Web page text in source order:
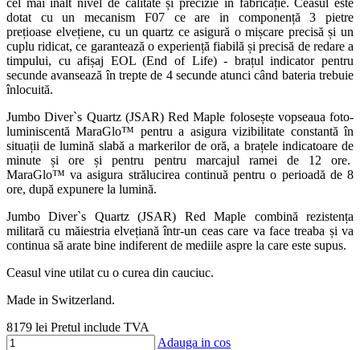
dotat cu un mecanism F07 ce are in componență 3 pietre
prețioase elvețiene, cu un quartz ce asigură o mișcare precisăși un
cuplu ridicat, ce garantează o experiență fiabilă și precisă de redare a
timpului, cu afișaj EOL (End of Life) - brațul indicator pentru
secunde avansează în trepte de 4 secunde atunci când bateria trebuie
înlocuită.
Jumbo Diver`s Quartz (JSAR) Red Maple folosește vopseaua foto-
luminiscentă MaraGlo™ pentru a asigura vizibilitate constantă în
situații de lumină slabă a markerilor de oră, a brațele indicatoare de
minute și ore și pentru pentru marcajul ramei de 12 ore.
MaraGlo™va asigura strălucirea continuă pentru o perioadă de 8
ore, după expunere la lumină.
Jumbo Diver`s Quartz (JSAR) Red Maple combină rezistența
militară cu măiestria elvețiană într-un ceas care va face treaba și va
continua să arate bine indiferent de mediile aspre la care este supus.
Ceasul vine utilat cu o curea din cauciuc.
Made in Switzerland.
8179 lei Pretul include TVA
Adauga in cos